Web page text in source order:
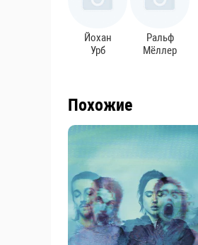
Йохан
Урб
Ральф
Мёллер
Похожие